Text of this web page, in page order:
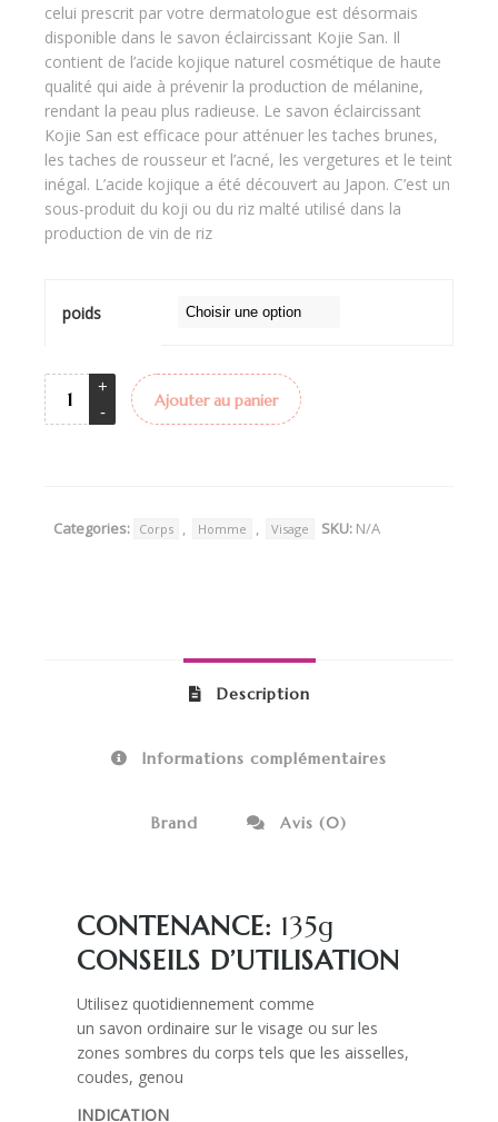
celui prescrit par votre dermatologue est désormais
disponible dans le savon éclaircissant Kojie San. Il
contient de l’acide kojique naturel cosmétique de haute
qualité qui aide à prévenir la production de mélanine,
rendant la peau plus radieuse. Le savon éclaircissant
Kojie San est efficace pour atténuer les taches brunes,
les taches de rousseur et l’acné, les vergetures et le teint
inégal. L’acide kojique a été découvert au Japon. C’est un
sous-produit du koji ou du riz malté utilisé dans la
production de vin de riz
poids
Ajouter au panier
Categories: Corps , Homme , Visage SKU: N/A
Description
Informations complémentaires
Brand Avis (0)
CONTENANCE: 135g
CONSEILS D’UTILISATION
Utilisez quotidiennement comme
un savon ordinaire sur le visage ou sur les
zones sombres du corps tels que les aisselles,
coudes, genou
INDICATION